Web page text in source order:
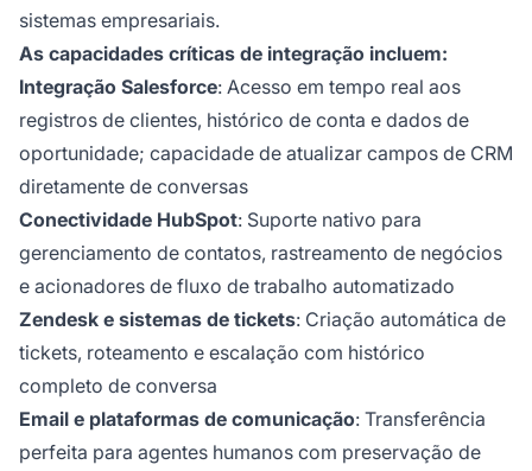
sistemas empresariais.
As capacidades críticas de integração incluem:
Integração Salesforce: Acesso em tempo real aos
registros de clientes, histórico de conta e dados de
oportunidade; capacidade de atualizar campos de CRM
diretamente de conversas
Conectividade HubSpot: Suporte nativo para
gerenciamento de contatos, rastreamento de negócios
e acionadores de fluxo de trabalho automatizado
Zendesk e sistemas de tickets: Criação automática de
tickets, roteamento e escalação com histórico
completo de conversa
Email e plataformas de comunicação: Transferência
perfeita para agentes humanos com preservação de